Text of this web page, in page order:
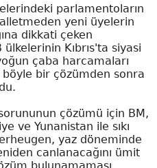
parlamentoların
yeni üyelerin
dikkati çeken
Kıbrıs'ta siyasi
çaba harcamaları
böyle bir çözümden sonra
çözümü için BM,
ve Yunanistan ile sıkı
yaz döneminde
canlanacağını ümit